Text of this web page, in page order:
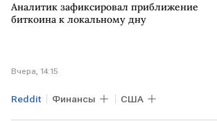
Аналитик зафиксировал приближение
биткоина к локальному дну
Вчера, 14:15
Reddit Финансы США